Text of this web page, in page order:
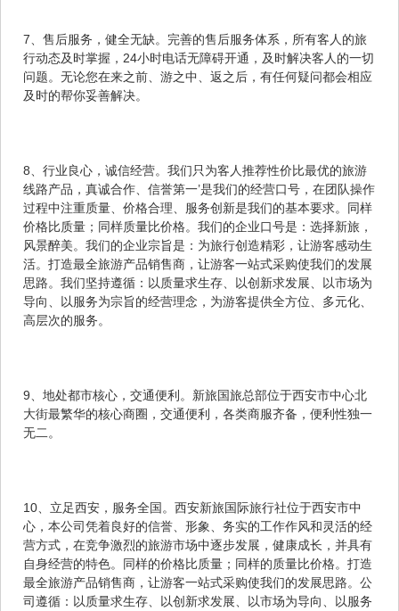
7、售后服务，健全无缺。完善的售后服务体系，所有客人的旅
行动态及时掌握，24小时电话无障碍开通，及时解决客人的一切
问题。无论您在来之前、游之中、返之后，有任何疑问都会相应
及时的帮你妥善解决。
8、行业良心，诚信经营。我们只为客人推荐性价比最优的旅游
线路产品，真诚合作、信誉第一’是我们的经营口号，在团队操作
过程中注重质量、价格合理、服务创新是我们的基本要求。同样
价格比质量；同样质量比价格。我们的企业口号是：选择新旅，
风景醉美。我们的企业宗旨是：为旅行创造精彩，让游客感动生
活。打造最全旅游产品销售商，让游客一站式采购使我们的发展
思路。我们坚持遵循：以质量求生存、以创新求发展、以市场为
导向、以服务为宗旨的经营理念，为游客提供全方位、多元化、
高层次的服务。
9、地处都市核心，交通便利。新旅国旅总部位于西安市中心北
大街最繁华的核心商圈，交通便利，各类商服齐备，便利性独一
无二。
10、立足西安，服务全国。西安新旅国际旅行社位于西安市中
心，本公司凭着良好的信誉、形象、务实的工作作风和灵活的经
营方式，在竞争激烈的旅游市场中逐步发展，健康成长，并具有
自身经营的特色。同样的价格比质量；同样的质量比价格。打造
最全旅游产品销售商，让游客一站式采购使我们的发展思路。公
司遵循：以质量求生存、以创新求发展、以市场为导向、以服务